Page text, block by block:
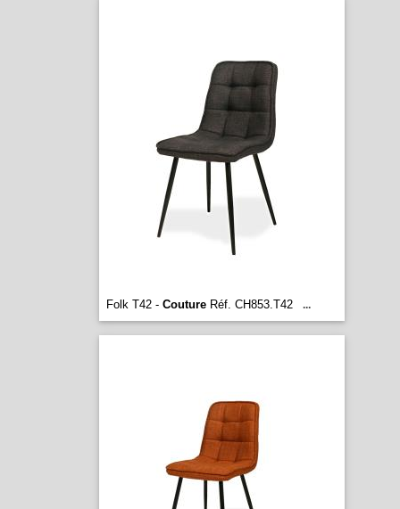
Folk T42 - CoutureRéf. CH853.T42 ...